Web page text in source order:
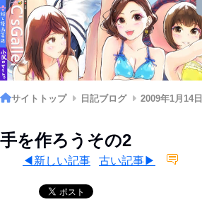
サイトトップ 日記ブログ 2009年1月14日
手を作ろうその2
◀新しい記事 古い記事▶